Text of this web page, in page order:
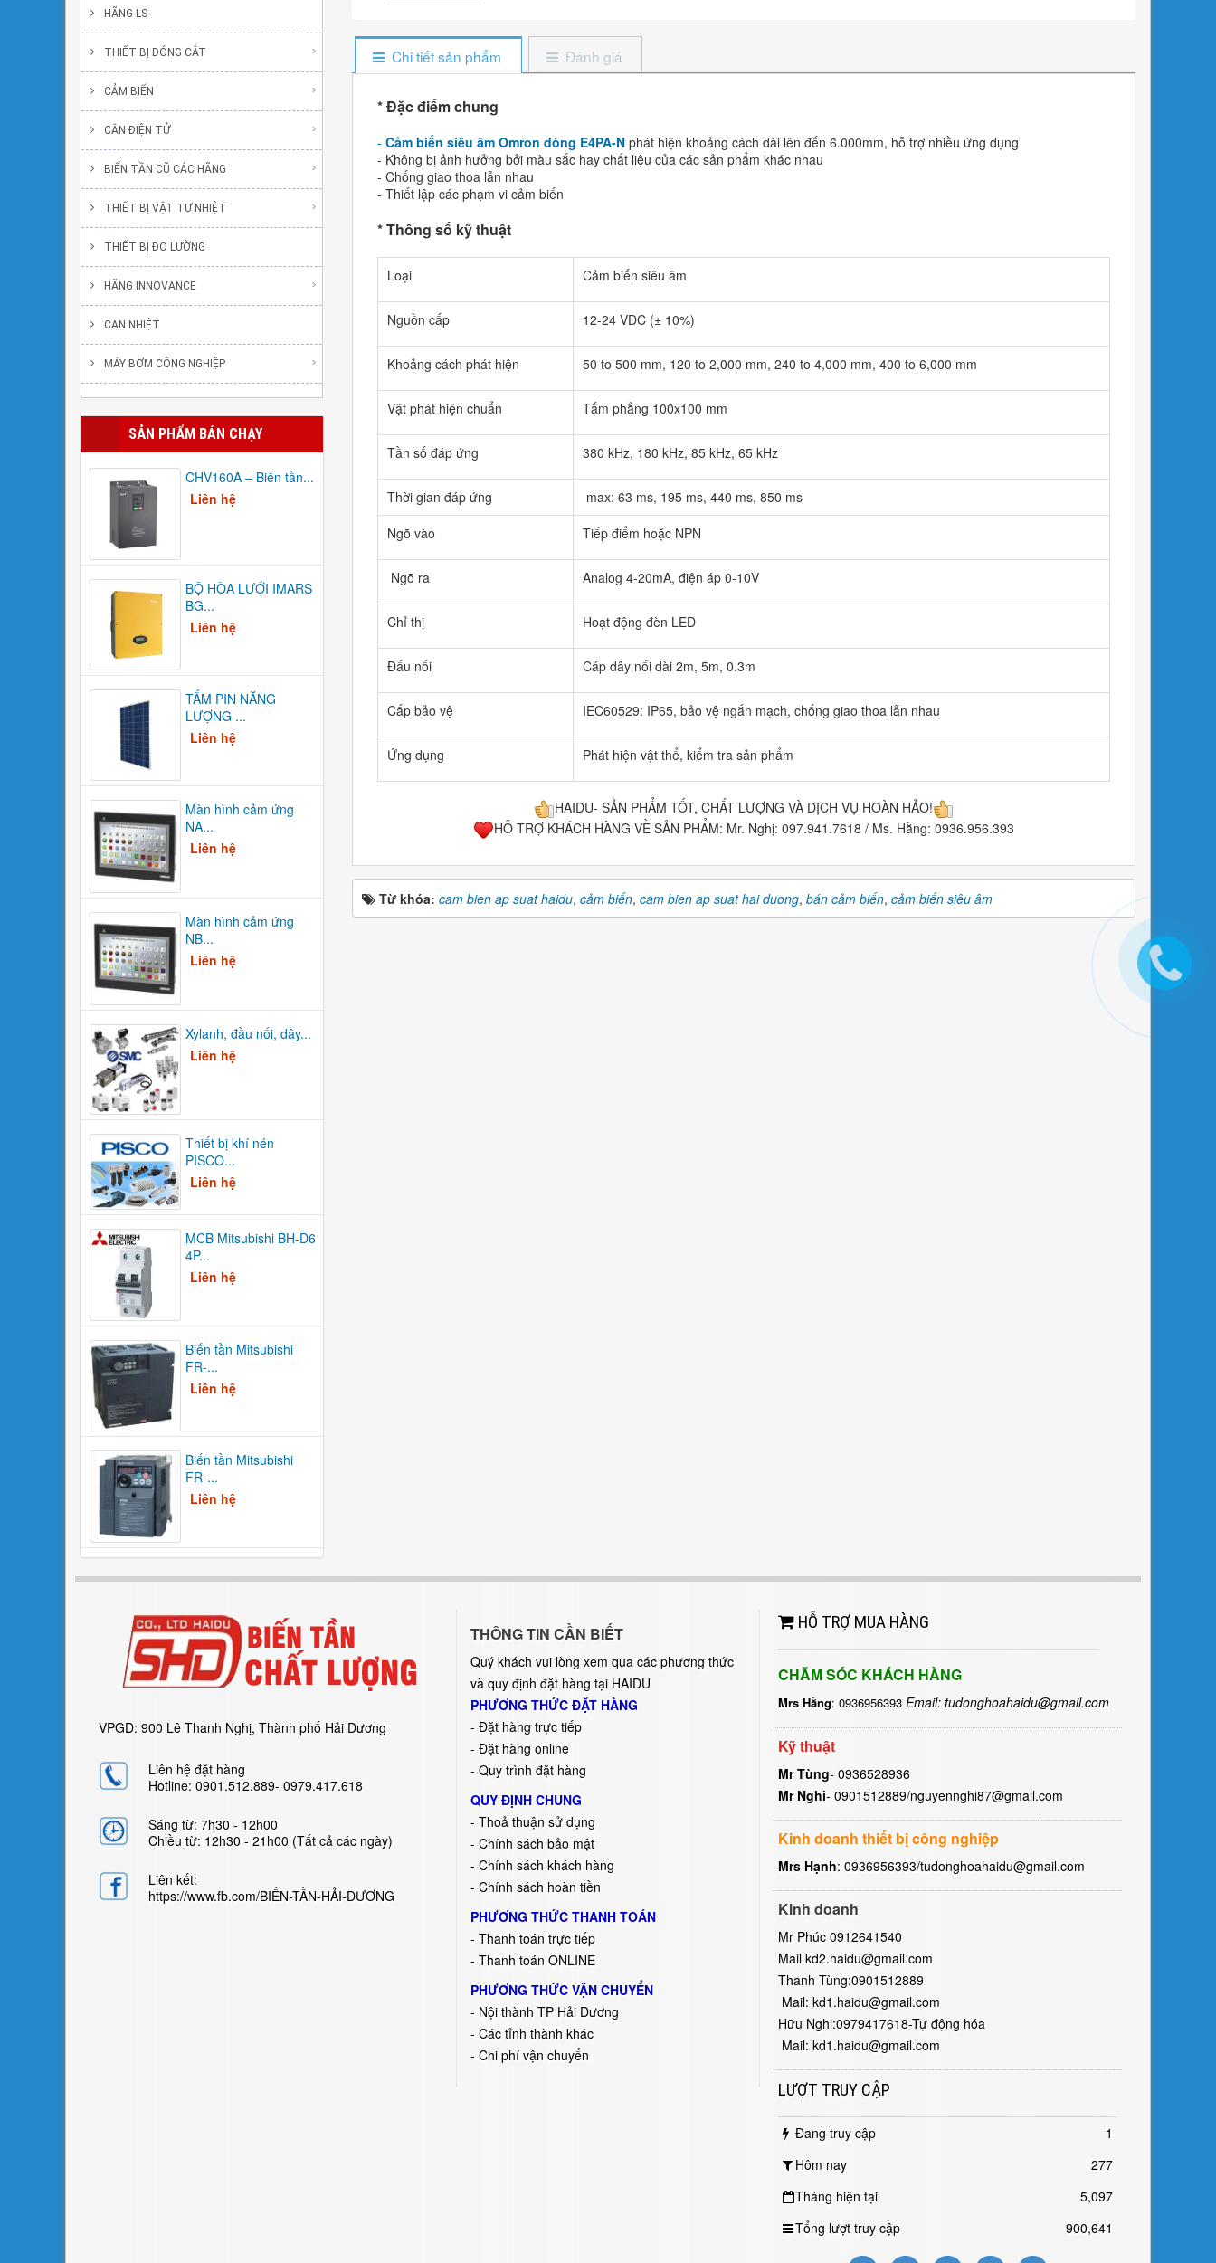
Chi tiết sản phẩm Đánh giá
* ​Đặc điểm chung
- Cảm biến siêu âm Omron dòng E4PA-Nphát hiện khoảng cách dài lên đến 6.000mm, hỗ trợ nhiều ứng dụng
- Không bị ảnh hưởng bởi màu sắc hay chất liệu của các sản phẩm khác nhau
- Chống giao thoa lẫn nhau
- Thiết lập các phạm vi cảm biến
* Thông số kỹ thuật
Loại Cảm biến siêu âm
Nguồn cấp 12-24 VDC (± 10%)
Khoảng cách phát hiện ​50 to 500 mm, 120 to 2,000 mm, 240 to 4,000 mm, 400 to 6,000 mm​​​
Vật phát hiện chuẩn Tấm phẳng 100x100 mm
Tần số đáp ứng ​380 kHz, 180 kHz, 85 kHz, 65 kHz​​​
Thời gian đáp ứng
max: 63 ms, 195 ms, 440 ms, 850 ms​​
Ngõ vào
Tiếp điểm hoặc NPN
Ngõ ra Analog 4-20mA, điện áp 0-10V
Chỉ thị Hoạt động đèn LED
Đấu nối Cáp dây nối dài 2m, 5m, 0.3m
Cấp bảo vệ ​IEC60529: IP65, bảo vệ ngắn mạch, chống giao thoa lẫn nhau
Ứng dụng Phát hiện vật thể, kiểm tra sản phẩm
HAIDU- SẢN PHẨM TỐT, CHẤT LƯỢNG VÀ DỊCH VỤ HOÀN HẢO!
HỖ TRỢ KHÁCH HÀNG VỀ SẢN PHẨM: Mr. Nghị: 097.941.7618 / Ms. Hằng: 0936.956.393
Từ khóa: cam bien ap suat haidu, cảm biến, cam bien ap suat hai duong, bán cảm biến, cảm biến siêu âm
HÃNG LS
THIẾT BỊ ĐÓNG CẮT
CẢM BIẾN
CÂN ĐIỆN TỬ
BIẾN TẦN CŨ CÁC HÃNG
THIẾT BỊ VẬT TƯ NHIỆT
THIẾT BỊ ĐO LƯỜNG
HÃNG INNOVANCE
CAN NHIỆT
MÁY BƠM CÔNG NGHIỆP
SẢN PHẨM BÁN CHẠY
CHV160A – Biến tần...
Liên hệ
BỘ HÒA LƯỚI IMARS
BG...
Liên hệ
TẤM PIN NĂNG
LƯỢNG ...
Liên hệ
Màn hình cảm ứng
NA...
Liên hệ
Màn hình cảm ứng
NB...
Liên hệ
Xylanh, đầu nối, dây...
Liên hệ
Thiết bị khí nén
PISCO...
Liên hệ
MCB Mitsubishi BH-D6
4P...
Liên hệ
Biến tần Mitsubishi
FR-...
Liên hệ
Biến tần Mitsubishi
FR-...
Liên hệ
VPGD: 900 Lê Thanh Nghị, Thành phố Hải Dương
Liên hệ đặt hàng
Hotline: 0901.512.889- 0979.417.618
Sáng từ: 7h30 - 12h00
Chiều từ: 12h30 - 21h00 (Tất cả các ngày)
Liên kết:
https://www.fb.com/BIẾN-TẦN-HẢI-DƯƠNG
THÔNG TIN CẦN BIẾT
Quý khách vui lòng xem qua các phương thức
và quy định đặt hàng tại HAIDU
PHƯƠNG THỨC ĐẶT HÀNG
-Đặt hàng trực tiếp
- Đặt hàng online
- Quy trình đặt hàng
QUY ĐỊNH CHUNG
- Thoả thuận sử dụng
- Chính sách bảo mật
- Chính sách khách hàng
- Chính sách hoàn tiền
PHƯƠNG THỨC THANH TOÁN
- Thanh toán trực tiếp
- Thanh toán ONLINE
PHƯƠNG THỨC VẬN CHUYỂN
- Nội thành TP Hải Dương
- Các tỉnh thành khác
- Chi phí vận chuyển
HỖ TRỢ MUA HÀNG
CHĂM SÓC KHÁCH HÀNG
Mrs Hằng: 0936956393 Email: tudonghoahaidu@gmail.com
Kỹ thuật
Mr Tùng- 0936528936
Mr Nghi- 0901512889/nguyennghi87@gmail.com
Kinh doanh thiết bị công nghiệp
Mrs Hạnh: 0936956393/tudonghoahaidu@gmail.com
Kinh doanh
Mr Phúc 0912641540
Mail kd2.haidu@gmail.com
Thanh Tùng:0901512889
Mail: kd1.haidu@gmail.com
Hữu Nghị:0979417618-Tự động hóa
Mail: kd1.haidu@gmail.com
LƯỢT TRUY CẬP
Đang truy cập
1
Hôm nay
277
Tháng hiện tại
5,097
Tổng lượt truy cập
900,641